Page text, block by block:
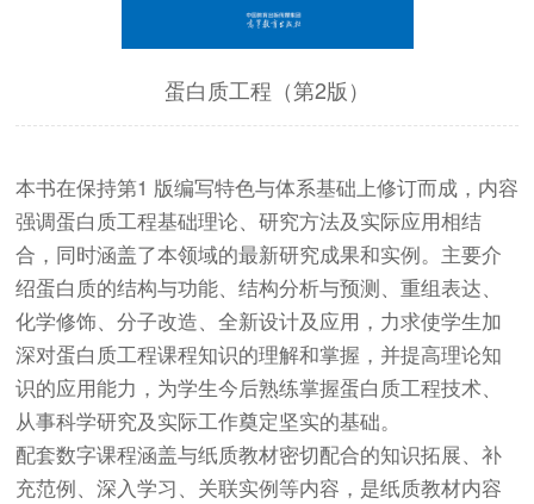
蛋白质工程（第2版）
本书在保持第1 版编写特色与体系基础上修订而成，内容
强调蛋白质工程基础理论、研究方法及实际应用相结
合，同时涵盖了本领域的最新研究成果和实例。主要介
绍蛋白质的结构与功能、结构分析与预测、重组表达、
化学修饰、分子改造、全新设计及应用，力求使学生加
深对蛋白质工程课程知识的理解和掌握，并提高理论知
识的应用能力，为学生今后熟练掌握蛋白质工程技术、
从事科学研究及实际工作奠定坚实的基础。
配套数字课程涵盖与纸质教材密切配合的知识拓展、补
充范例、深入学习、关联实例等内容，是纸质教材内容